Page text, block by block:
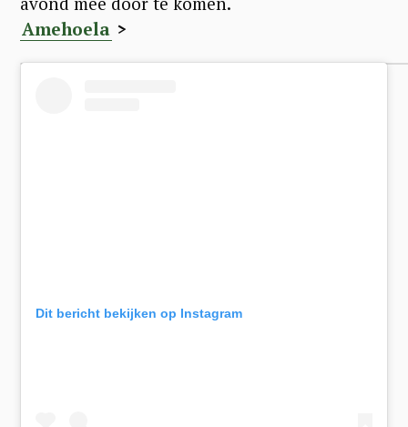
Amehoela >
Dit bericht bekijken op Instagram